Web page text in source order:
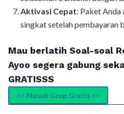
Aktivasi Cepat: Paket
singkat setelah pembayaran
Mau berlatih Soal-soal
Ayoo segera gabung
GRATISSS
>> Masuk Grup Gratis <<